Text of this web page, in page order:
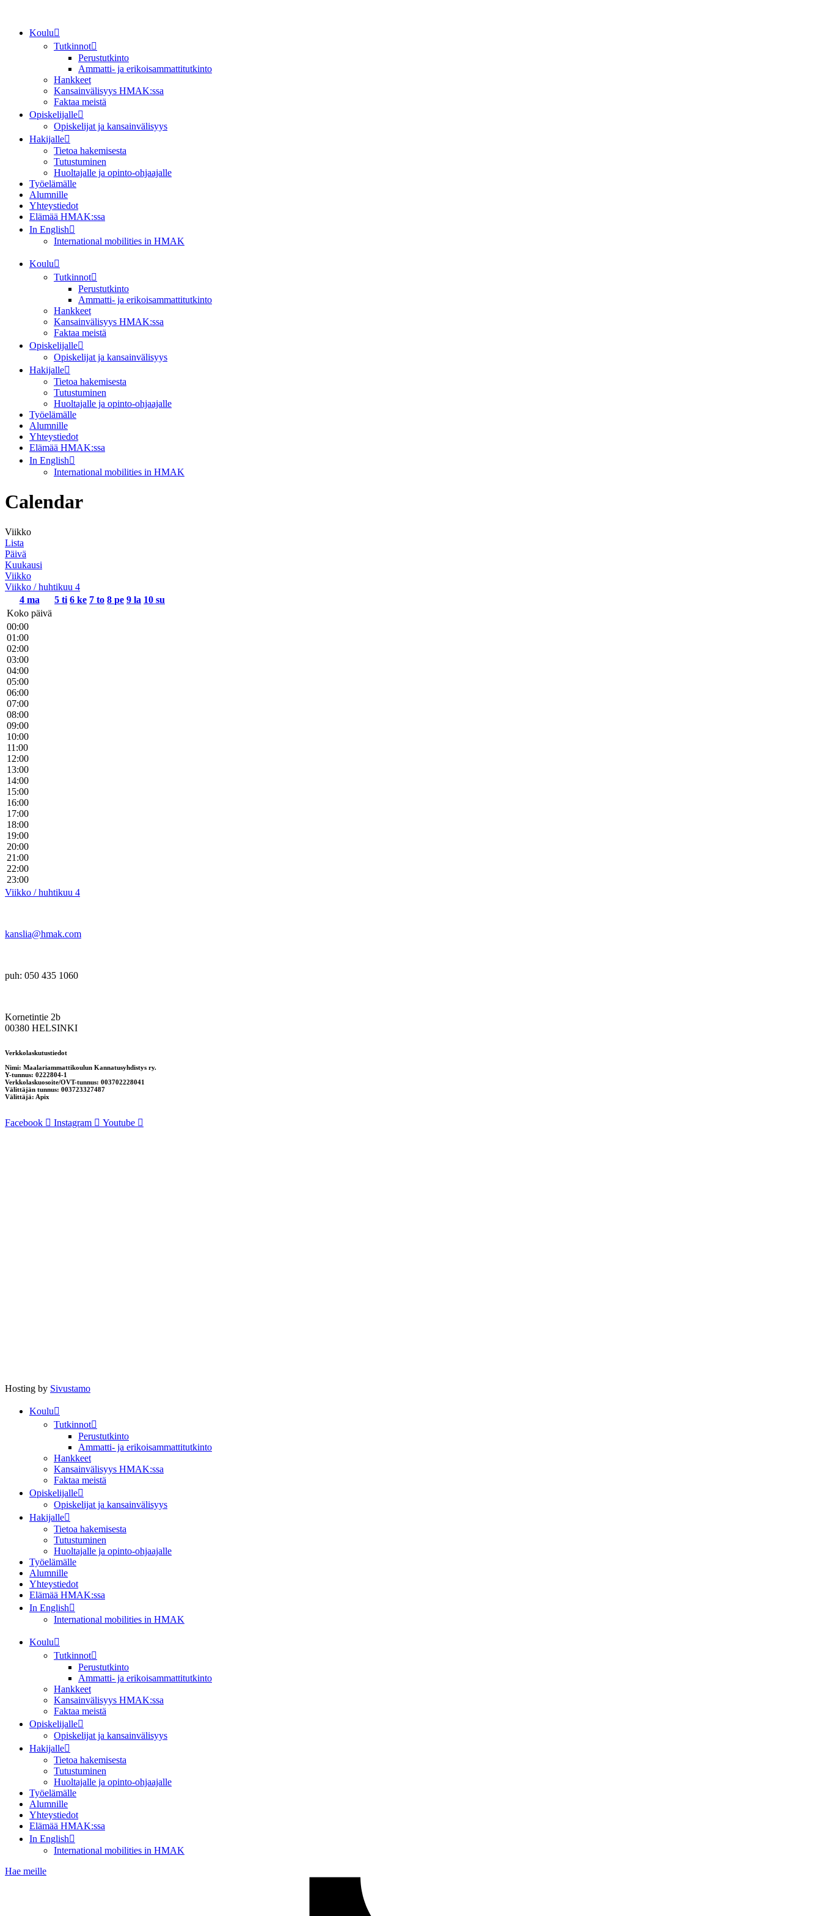
Koulu
Tutkinnot
Perustutkinto
Ammatti- ja erikoisammattitutkinto
Hankkeet
Kansainvälisyys HMAK:ssa
Faktaa meistä
Opiskelijalle
Opiskelijat ja kansainvälisyys
Hakijalle
Tietoa hakemisesta
Tutustuminen
Huoltajalle ja opinto-ohjaajalle
Työelämälle
Alumnille
Yhteystiedot
Elämää HMAK:ssa
In English
International mobilities in HMAK
Koulu
Tutkinnot
Perustutkinto
Ammatti- ja erikoisammattitutkinto
Hankkeet
Kansainvälisyys HMAK:ssa
Faktaa meistä
Opiskelijalle
Opiskelijat ja kansainvälisyys
Hakijalle
Tietoa hakemisesta
Tutustuminen
Huoltajalle ja opinto-ohjaajalle
Työelämälle
Alumnille
Yhteystiedot
Elämää HMAK:ssa
In English
International mobilities in HMAK
Calendar
Viikko
Lista
Päivä
Kuukausi
Viikko
Viikko / huhtikuu 4
4 ma 5 ti 6 ke 7 to 8 pe 9 la 10 su
Koko päivä
00:00
01:00
02:00
03:00
04:00
05:00
06:00
07:00
08:00
09:00
10:00
11:00
12:00
13:00
14:00
15:00
16:00
17:00
18:00
19:00
20:00
21:00
22:00
23:00
Viikko / huhtikuu 4
kanslia@hmak.com
puh: 050 435 1060
Kornetintie 2b
00380 HELSINKI
Verkkolaskutustiedot
Nimi: Maalariammattikoulun Kannatusyhdistys ry.
Y-tunnus: 0222804-1
Verkkolaskuosoite/OVT-tunnus: 003702228041
Välittäjän tunnus: 003723327487
Välittäjä: Apix
Facebook Instagram Youtube
Hosting by Sivustamo
Koulu
Tutkinnot
Perustutkinto
Ammatti- ja erikoisammattitutkinto
Hankkeet
Kansainvälisyys HMAK:ssa
Faktaa meistä
Opiskelijalle
Opiskelijat ja kansainvälisyys
Hakijalle
Tietoa hakemisesta
Tutustuminen
Huoltajalle ja opinto-ohjaajalle
Työelämälle
Alumnille
Yhteystiedot
Elämää HMAK:ssa
In English
International mobilities in HMAK
Koulu
Tutkinnot
Perustutkinto
Ammatti- ja erikoisammattitutkinto
Hankkeet
Kansainvälisyys HMAK:ssa
Faktaa meistä
Opiskelijalle
Opiskelijat ja kansainvälisyys
Hakijalle
Tietoa hakemisesta
Tutustuminen
Huoltajalle ja opinto-ohjaajalle
Työelämälle
Alumnille
Yhteystiedot
Elämää HMAK:ssa
In English
International mobilities in HMAK
Hae meille